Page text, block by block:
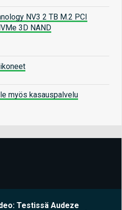
NV3 2 TB M.2 PCI
3D NAND
myös kasauspalvelu
Testissä Audeze